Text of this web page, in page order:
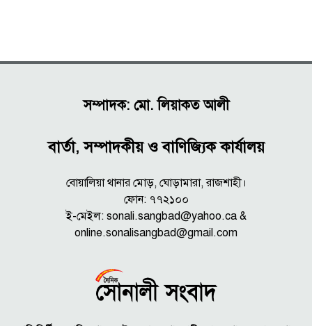
সম্পাদক: মো. লিয়াকত আলী
বার্তা, সম্পাদকীয় ও বাণিজ্যিক কার্যালয়
বোয়ালিয়া থানার মোড়, ঘোড়ামারা, রাজশাহী।
ফোন: ৭৭২১০০
ই-মেইল: sonali.sangbad@yahoo.ca &
online.sonalisangbad@gmail.com